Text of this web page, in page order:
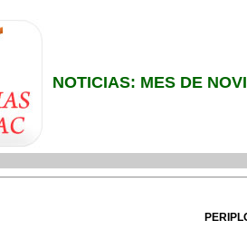
NOTICIAS: MES DE